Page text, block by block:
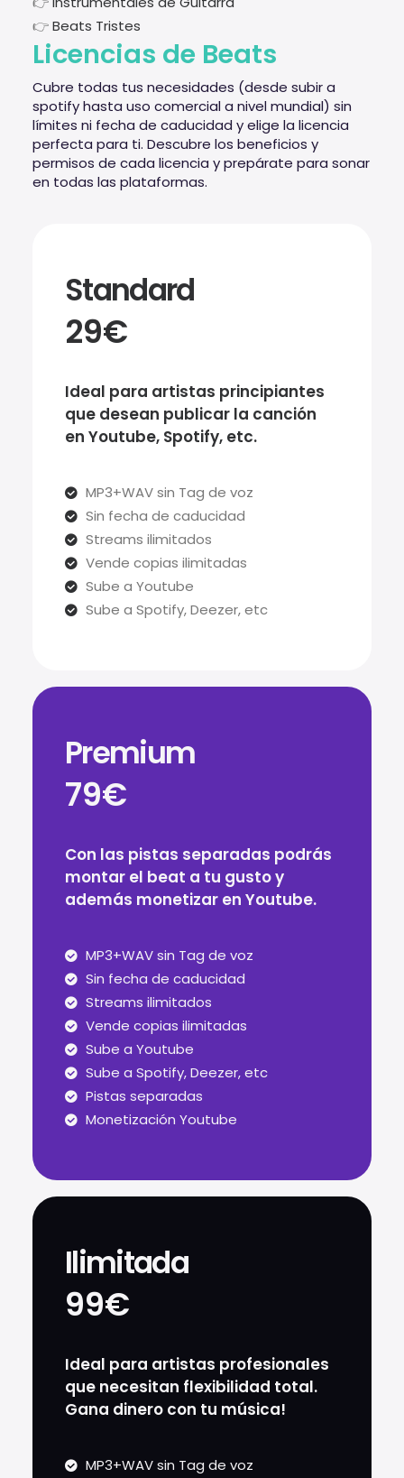
👉Beats Tristes
Licencias de Beats
Cubre todas tus necesidades (desde subir a
spotify hasta uso comercial a nivel mundial) sin
límites ni fecha de caducidad y elige la licencia
perfecta para ti. Descubre los beneficios y
permisos de cada licencia y prepárate para sonar
en todas las plataformas.
Standard
29€
Ideal para artistas principiantes
que desean publicar la canción
en Youtube, Spotify, etc.
MP3+WAV sin Tag de voz
Sin fecha de caducidad
Streams ilimitados
Vende copias ilimitadas
Sube a Youtube
Sube a Spotify, Deezer, etc
Premium
79€
Con las pistas separadas podrás
montar el beat a tu gusto y
además monetizar en Youtube.
MP3+WAV sin Tag de voz
Sin fecha de caducidad
Streams ilimitados
Vende copias ilimitadas
Sube a Youtube
Sube a Spotify, Deezer, etc
Pistas separadas
Monetización Youtube
Ilimitada
99€
Ideal para artistas profesionales
que necesitan flexibilidad total.
Gana dinero con tu música!
MP3+WAV sin Tag de voz